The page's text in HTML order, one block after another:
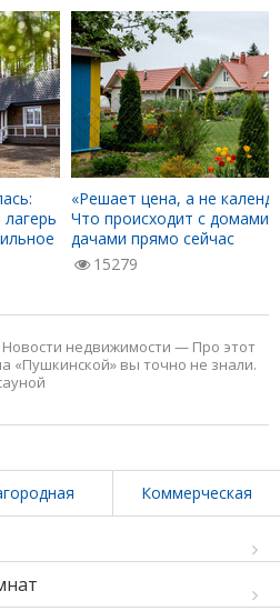
«Решает цена, а не
Что происходит с домами
дачами прямо сейчас
15279
Новости недвижимости — Про этот
«Пушкинской» вы точно не знали.
Коммерческая